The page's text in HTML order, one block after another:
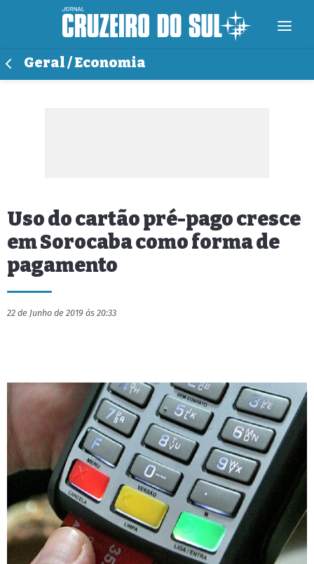
Geral / Economia
Uso do cartão pré-pago cresce
em Sorocaba como forma de
pagamento
22 de Junho de 2019 às 20:33